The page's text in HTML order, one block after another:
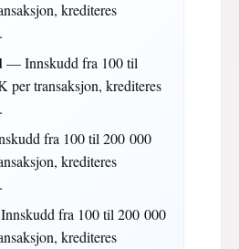
krediteres
— Innskudd fra 100 til
per transaksjon, krediteres
fra 100 til 200 000
krediteres
fra 100 til 200 000
krediteres